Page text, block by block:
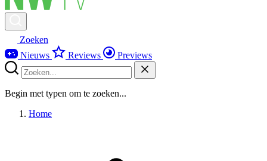
Zoeken
Nieuws
Reviews Previews
Begin met typen om te zoeken...
Home